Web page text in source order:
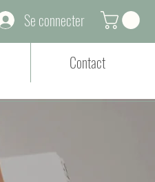
Se connecter
Contact